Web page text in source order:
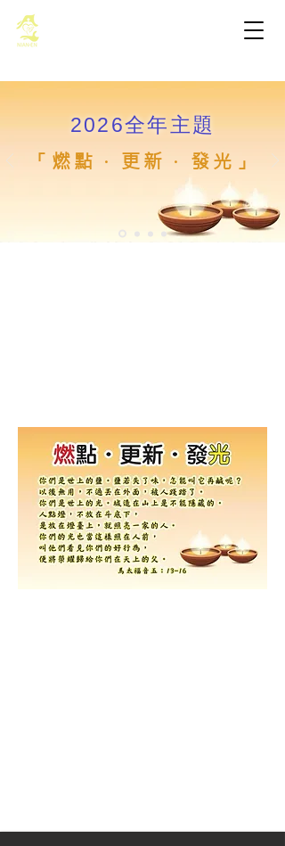
2026全年主題
「燃點 · 更新 · 發光」